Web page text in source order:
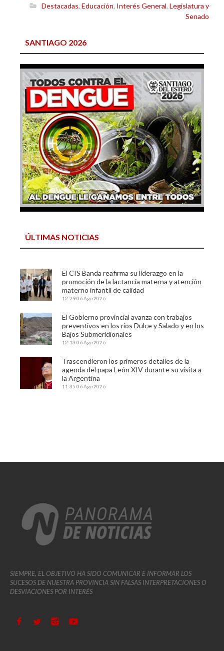
Destacadas, Educación, Interés General, Legislatura y
Senado
SANTIAGO 2026
ÚLTIMAS NOTICIAS
El CIS Banda reafirma su liderazgo en la
promoción de la lactancia materna y atención
materno infantil de calidad
12:2906 Ago 2026
El Gobierno provincial avanza con trabajos
preventivos en los ríos Dulce y Salado y en los
Bajos Submeridionales
12:13 06 Ago 2026
Trascendieron los primeros detalles de la
agenda del papa León XIV durante su visita a
la Argentina
11:35 06 Ago 2026
SIEMPRE, EL OBJETIVO HA SIDO COMUNICAR E INFORMAR LOS
SUCESOS DE NUESTRA PROVINCIA SIN FALSAS INTERPRETACIONES O
DESVIACIONES POR INTERÉS